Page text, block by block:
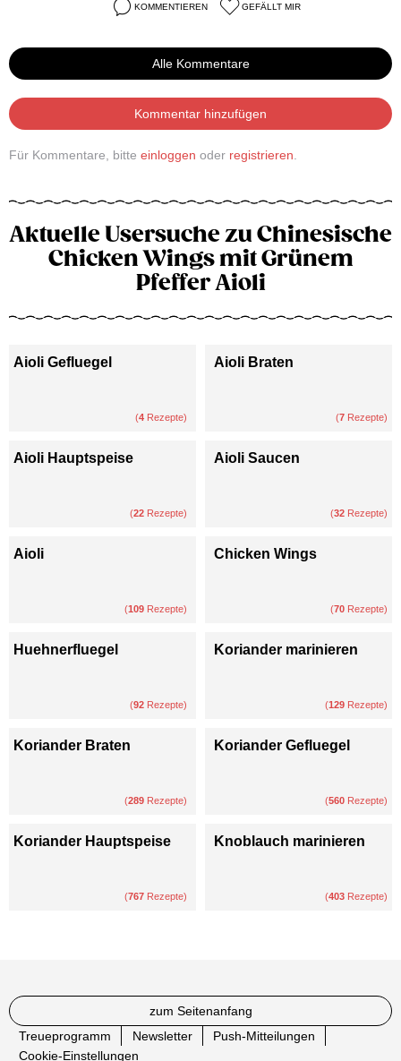
KOMMENTIEREN GEFÄLLT MIR
Alle Kommentare
Kommentar hinzufügen
Für Kommentare, bitte einloggen oder registrieren
Aktuelle Usersuche zu Chinesische
Chicken Wings mit Grünem
Pfeffer Aioli
Aioli Gefluegel
(4 Rezepte)
Aioli Braten
(7 Rezepte)
Aioli Hauptspeise
(22 Rezepte)
Aioli Saucen
(32 Rezepte)
Aioli
(109 Rezepte)
Chicken Wings
(70 Rezepte)
Huehnerfluegel
(92 Rezepte)
Koriander marinieren
(129 Rezepte)
Koriander Braten
(289 Rezepte)
Koriander Gefluegel
(560 Rezepte)
Koriander Hauptspeise
(767 Rezepte)
Knoblauch marinieren
(403 Rezepte)
zum Seitenanfang
Treueprogramm
Newsletter
Push-Mitteilungen
Cookie-Einstellungen